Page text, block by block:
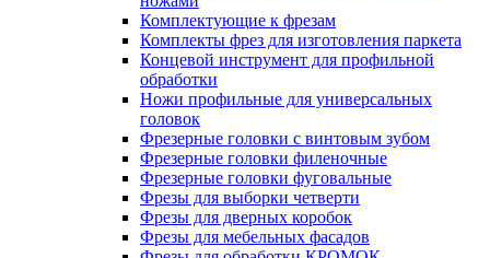
Комплектующие к фрезам
Комплекты фрез для изготовления паркета
Концевой инструмент для профильной
обработки
Ножи профильные для универсальных
головок
Фрезерные головки с винтовым зубом
Фрезерные головки филеночные
Фрезерные головки фуговальные
Фрезы для выборки четверти
Фрезы для дверных коробок
Фрезы для мебельных фасадов